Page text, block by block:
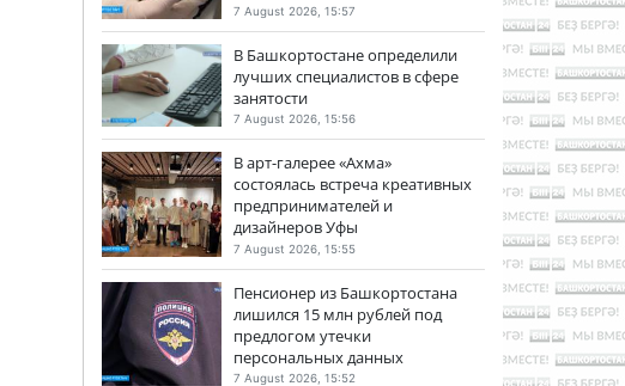
7 August 2026, 15:57
В Башкортостане определили
лучших специалистов в сфере
занятости
7 August 2026, 15:56
В арт-галерее «Ахма»
состоялась встреча креативных
предпринимателей и
дизайнеров Уфы
7 August 2026, 15:55
Пенсионер из Башкортостана
лишился 15 млн рублей под
предлогом утечки
персональных данных
7 August 2026, 15:52